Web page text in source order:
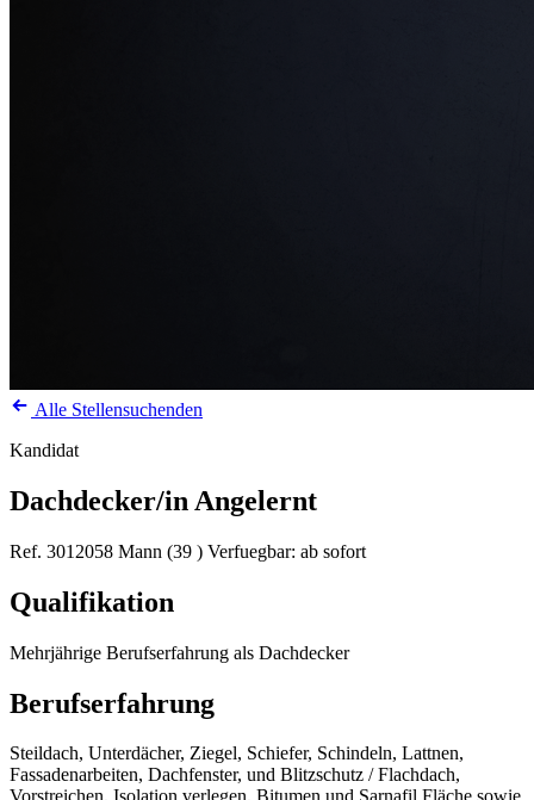
Alle Stellensuchenden
Kandidat
Dachdecker/in Angelernt
Ref. 3012058 Mann (39 ) Verfuegbar: ab sofort
Qualifikation
Mehrjährige Berufserfahrung als Dachdecker
Berufserfahrung
Steildach, Unterdächer, Ziegel, Schiefer, Schindeln, Lattnen,
Fassadenarbeiten, Dachfenster, und Blitzschutz / Flachdach,